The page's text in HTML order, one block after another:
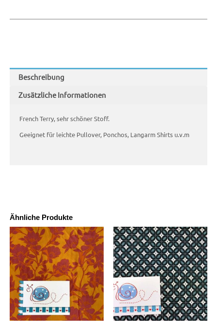
Ähnliche Produkte
Beschreibung
Zusätzliche Informationen
French Terry, sehr schöner Stoff.
Geeignet für leichte Pullover, Ponchos, Langarm Shirts u.v.m